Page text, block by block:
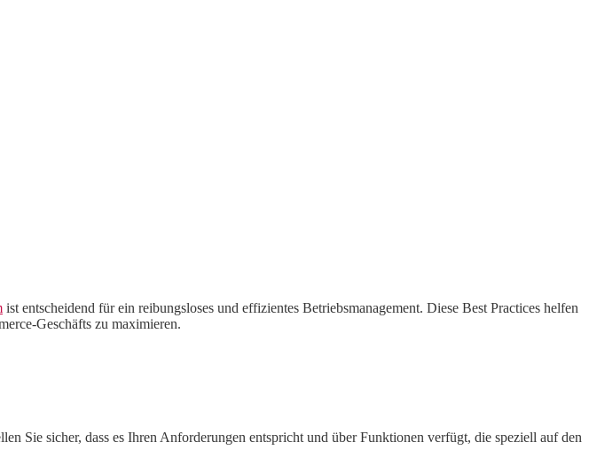
ist entscheidend für ein reibungsloses und effizientes Betriebsmanagement. Diese Best Practices helfen
Geschäfts zu maximieren.
Sie sicher, dass es Ihren Anforderungen entspricht und über Funktionen verfügt, die speziell auf den